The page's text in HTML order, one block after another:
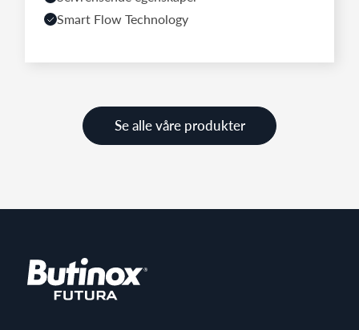
Smart Flow Technology
Se alle våre produkter